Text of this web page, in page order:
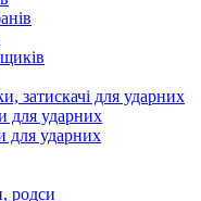
затискачі для ударних
для ударних
для ударних
родси